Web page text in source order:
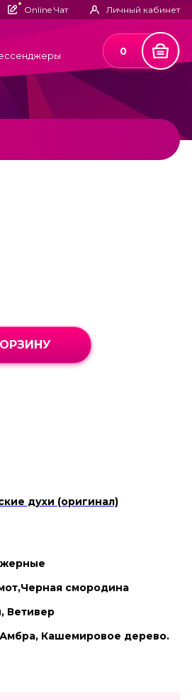
Online Чат Личный кабинет
0
духи (оригинал)
смородина
Ветивер
Кашемировое дерево.